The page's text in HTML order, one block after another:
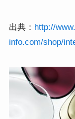
出典： http://
info.com/shop/